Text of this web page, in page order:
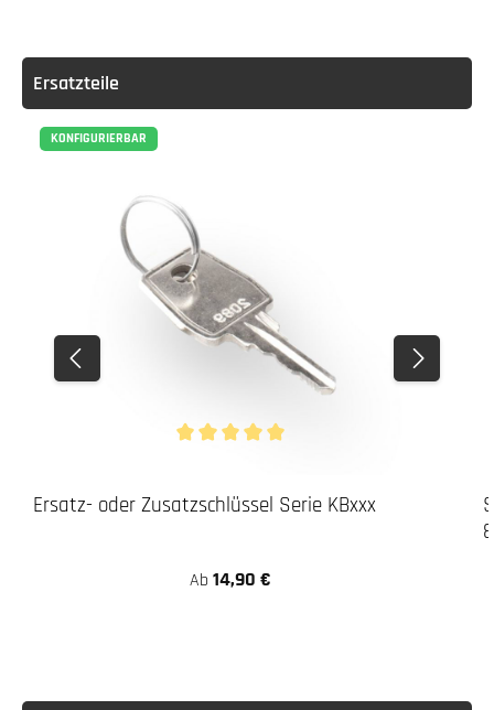
Ersatzteile
KONFIGURIERBAR
Ersatz- oder Zusatzschlüssel Serie KBxxx
Ab 14,90 €